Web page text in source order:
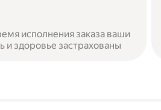
исполнения заказа ваши
и здоровье застрахованы